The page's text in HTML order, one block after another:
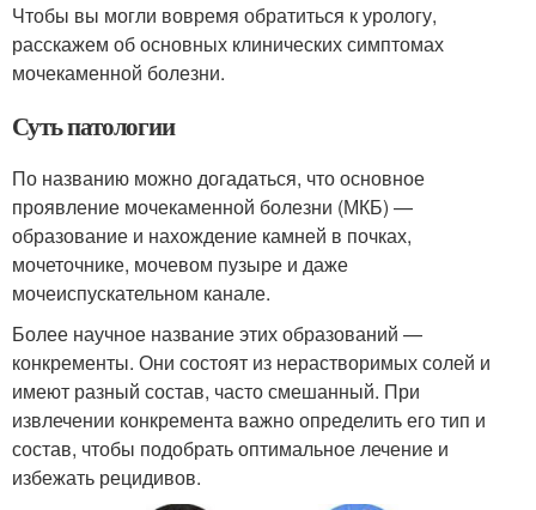
Чтобы вы могли вовремя обратиться к урологу,
расскажем об основных клинических симптомах
мочекаменной болезни.
Суть патологии
По названию можно догадаться, что основное
проявление мочекаменной болезни (МКБ) —
образование и нахождение камней в почках,
мочеточнике, мочевом пузыре и даже
мочеиспускательном канале.
Более научное название этих образований —
конкременты. Они состоят из нерастворимых солей и
имеют разный состав, часто смешанный. При
извлечении конкремента важно определить его тип и
состав, чтобы подобрать оптимальное лечение и
избежать рецидивов.